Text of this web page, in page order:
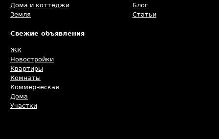
Дома и коттеджи
Земля
Блог
Статьи
Свежие объявления
ЖК
Новостройки
Квартиры
Комнаты
Коммерческая
Дома
Участки